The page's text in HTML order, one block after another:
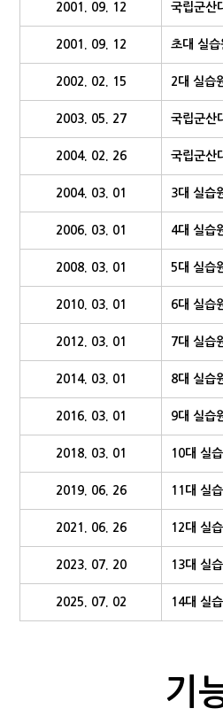
2001. 09. 12 국립군산
2001. 09. 12 초대 실
2002. 02. 15 2대 실습
2003. 05. 27 국립군산
2004. 02. 26 국립군산
2004. 03. 01 3대 실습
2006. 03. 01 4대 실습
2008. 03. 01 5대 실습
2010. 03. 01 6대 실습
2012. 03. 01 7대 실습
2014. 03. 01 8대 실습
2016. 03. 01 9대 실습
2018. 03. 01 10대 실
2019. 06. 26 11대 실
2021. 06. 26 12대 실
2023. 07. 20 13대 실
2025. 07. 02 14대 실
기